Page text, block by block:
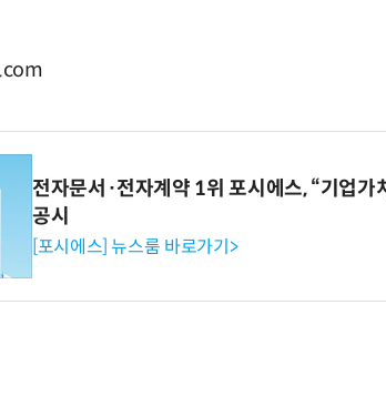
전자문서·전자계약 1위 포시에스, “기업가
공시
[포시에스] 뉴스룸 바로가기>